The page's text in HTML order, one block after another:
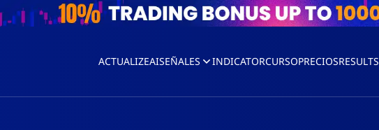
ACTUALIZEAISEÑALES INDICATORCURSOPRECIOSRESULTS